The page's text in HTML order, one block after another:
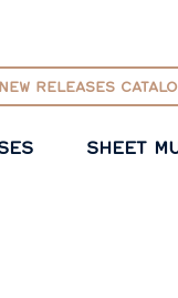
NEW RELEASES
SHEET